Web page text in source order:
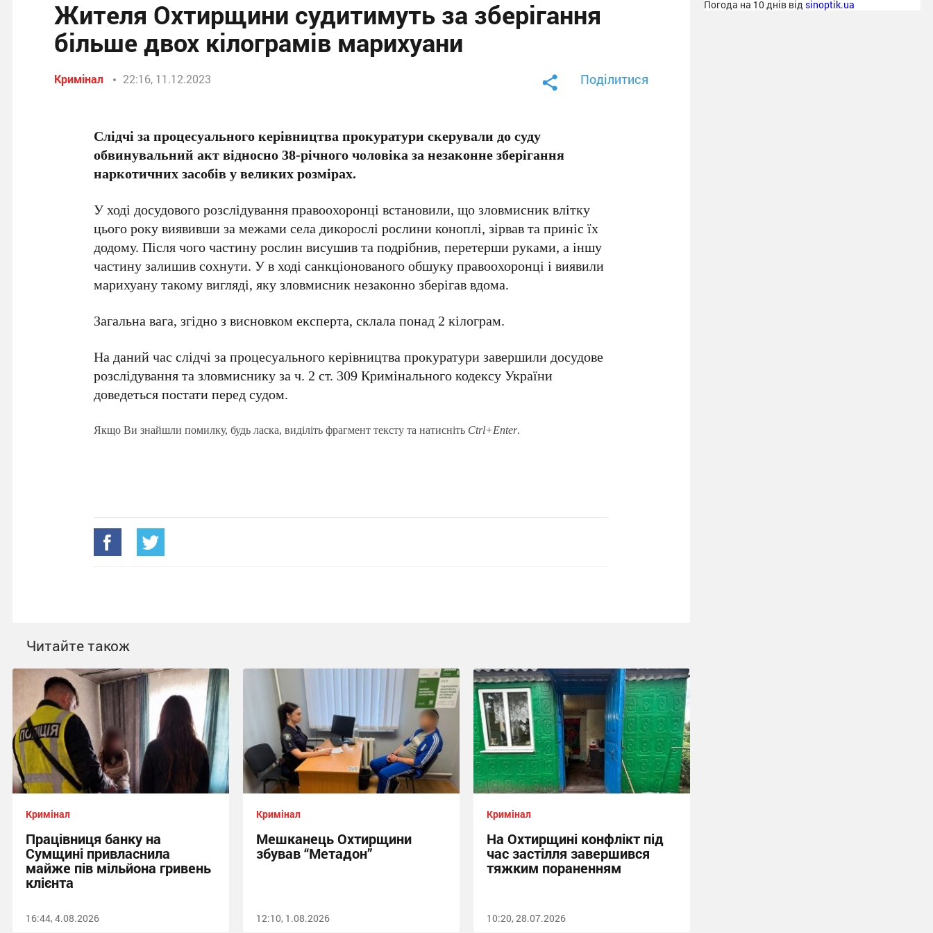
Жителя Охтирщини судитимуть за зберігання
більше двох кілограмів марихуани
Кримінал 22:16, 11.12.2023 Поділитися
Слідчі за процесуального керівництва прокуратури скерували до суду
обвинувальний акт відносно 38-річного чоловіка за незаконне зберігання
наркотичних засобів у великих розмірах.
У ході досудового розслідування правоохоронці встановили, що зловмисник влітку
цього року виявивши за межами села дикорослі рослини коноплі, зірвав та приніс їх
додому. Після чого частину рослин висушив та подрібнив, перетерши руками, а іншу
частину залишив сохнути. У в ході санкціонованого обшуку правоохоронці і виявили
марихуану такому вигляді, яку зловмисник незаконно зберігав вдома.
Загальна вага, згідно з висновком експерта, склала понад 2 кілограм.
На даний час слідчі за процесуального керівництва прокуратури завершили досудове
розслідування та зловмиснику за ч. 2 ст. 309 Кримінального кодексу України
доведеться постати перед судом.
Якщо Ви знайшли помилку, будь ласка, виділіть фрагмент тексту та натисніть Ctrl+Enter.
Читайте також
Кримінал
Працівниця банку на
Сумщині привласнила
майже пів мільйона гривень
клієнта
16:44, 4.08.2026
Кримінал
Мешканець Охтирщини
збував “Метадон”
12:10, 1.08.2026
Кримінал
На Охтирщині конфлікт під
час застілля завершився
тяжким пораненням
10:20, 28.07.2026
Погода на 10 днів від sinoptik.ua